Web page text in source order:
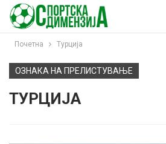
Почетна Турција
ОЗНАКА НА ПРЕЛИСТУВАЊЕ
ТУРЦИЈА